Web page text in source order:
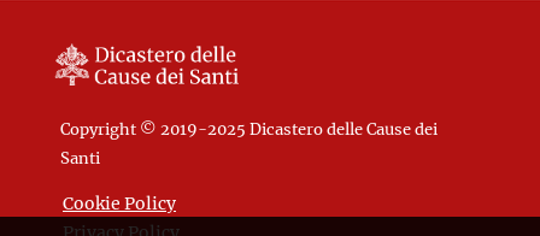
Copyright © 2019-2025 Dicastero delle Cause dei
Santi
Cookie Policy